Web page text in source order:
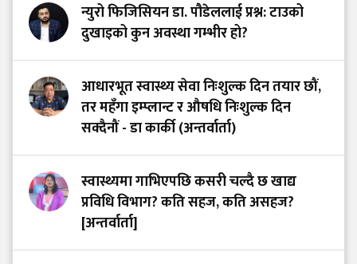
न्युरो फिजिसियन डा. पौडेललाई प्रश्न: टाउको
दुखाइको कुन अवस्था गम्भीर हो?
आधारभूत स्वास्थ्य सेवा निःशुल्क दिन तयार छौं,
तर महँगा इम्प्लान्ट र औषधि निःशुल्क दिन
सक्दैनौं - डा कार्की (अन्तर्वार्ता)
स्वास्थ्यमा गाभिएपछि कसरी चल्दै छ खाद्य
प्रविधि विभाग? कति सहज, कति असहज?
[अन्तर्वार्ता]